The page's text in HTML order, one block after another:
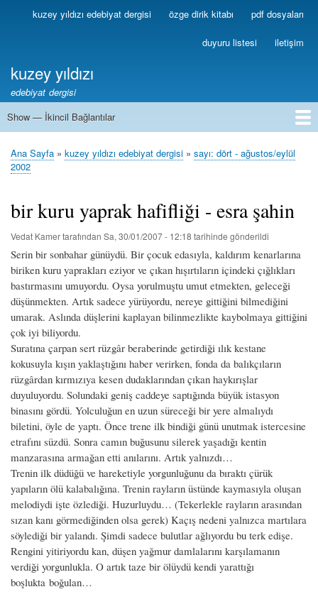
Ana
içeriğe
Birincilkuzey yıldızı edebiyat dergisi özge dirik kitabı pdf dosyaları
duyuru listesi iletişim
kuzey yıldızı
edebiyat dergisi
İkincil
Show — İkincil Bağlantılar
1
2
3
4
5
6
7
8
9
10
11
12
13
Sayfa
Ana Sayfa kuzey yıldızı edebiyat dergisi
sayı: dört - ağustos/eylül
2002
bir kuru yaprak hafifliği - esra şahin
Vedat Kamertarafından Sa, 30/01/2007 - 12:18 tarihinde gönderildi
Serin bir sonbahar günüydü. Bir çocuk edasıyla, kaldırım kenarlarına
biriken kuru yaprakları eziyor ve çıkan hışırtıların içindeki çığlıkları
bastırmasını umuyordu. Oysa yorulmuştu umut etmekten, geleceği
düşünmekten. Artık sadece yürüyordu, nereye gittiğini bilmediğini
umarak. Aslında düşlerini kaplayan bilinmezlikte kaybolmaya gittiğini
çok iyi biliyordu.
Suratına çarpan sert rüzgâr beraberinde getirdiği ılık kestane
kokusuyla kışın yaklaştığını haber verirken, fonda da balıkçıların
rüzgârdan kırmızıya kesen dudaklarından çıkan haykırışlar
duyuluyordu. Solundaki geniş caddeye saptığında büyük istasyon
binasını gördü. Yolculuğun en uzun süreceği bir yere almalıydı
biletini, öyle de yaptı. Önce trene ilk bindiği günü unutmak istercesine
etrafını süzdü. Sonra camın buğusunu silerek yaşadığı kentin
manzarasına armağan etti anılarını. Artık yalnızdı…
Trenin ilk düdüğü ve hareketiyle yorgunluğunu da bıraktı çürük
yapıların ölü kalabalığına. Trenin rayların üstünde kaymasıyla oluşan
melodiydi işte özlediği. Huzurluydu… (Tekerlekle rayların arasından
sızan kanı görmediğinden olsa gerek) Kaçış nedeni yalnızca martılara
söylediği bir yalandı. Şimdi sadece bulutlar ağlıyordu bu terk edişe.
Rengini yitiriyordu kan, düşen yağmur damlalarını karşılamanın
verdiği yorgunlukla. O artık taze bir ölüydü kendi yarattığı
boşlukta boğulan…